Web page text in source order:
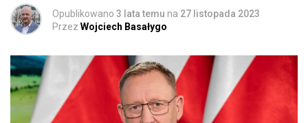
Opublikowano 3 lata temu na 27 listopada 2023
Przez Wojciech Basałygo